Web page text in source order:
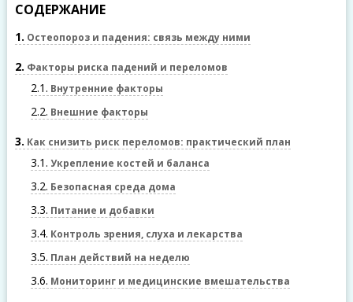
СОДЕРЖАНИЕ
1 Остеопороз и падения: связь между ними
2 Факторы риска падений и переломов
2.1 Внутренние факторы
2.2 Внешние факторы
3 Как снизить риск переломов: практический план
3.1 Укрепление костей и баланса
3.2 Безопасная среда дома
3.3 Питание и добавки
3.4 Контроль зрения, слуха и лекарства
3.5 План действий на неделю
3.6 Мониторинг и медицинские вмешательства